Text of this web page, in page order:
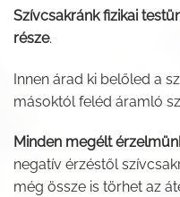
Szívcsakránk fizikai
része.
Innen árad ki belőled a
másoktól feléd áramló
Minden megélt
negatív érzéstől
még össze is törhet az